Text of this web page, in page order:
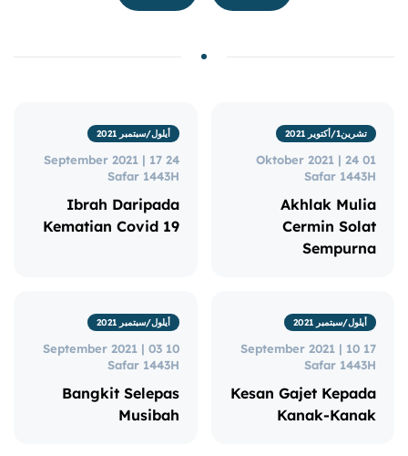
تشرين1/أكتوير 2021
01 Oktober 2021 | 24
Safar 1443H
Akhlak Mulia
Cermin Solat
Sempurna
أيلول/سبتمبر 2021
24 September 2021 | 17
Safar 1443H
Ibrah Daripada
Kematian Covid 19
أيلول/سبتمبر 2021
17 September 2021 | 10
Safar 1443H
Kesan Gajet Kepada
Kanak-Kanak
أيلول/سبتمبر 2021
10 September 2021 | 03
Safar 1443H
Bangkit Selepas
Musibah